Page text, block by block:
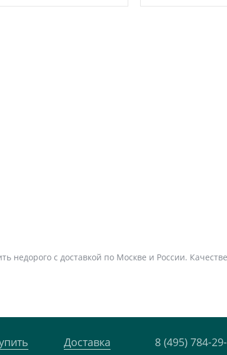
недорого с доставкой по Москве и России.
Доставка 8 (495) 784-